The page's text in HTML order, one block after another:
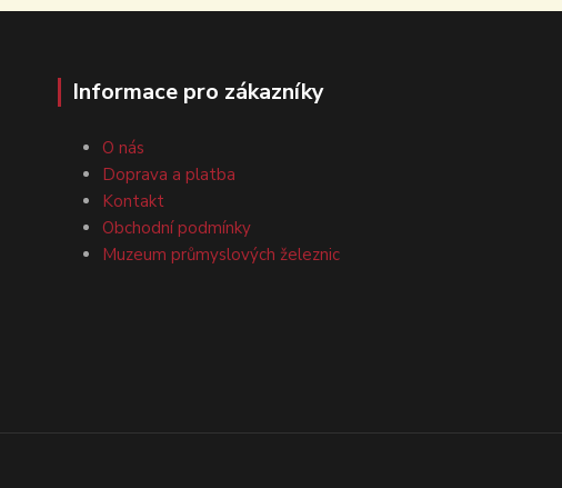
Informace pro zákazníky
O nás
Doprava a platba
Kontakt
Obchodní podmínky
Muzeum průmyslových železnic